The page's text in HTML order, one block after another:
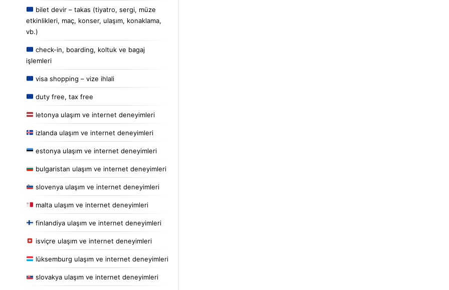
bilet devir – takas (tiyatro, sergi, müze
etkinlikleri, maç, konser, ulaşım, konaklama,
vb.)
check-in, boarding, koltuk ve bagaj
işlemleri
visa shopping – vize ihlali
duty free, tax free
letonya ulaşım ve internet deneyimleri
izlanda ulaşım ve internet deneyimleri
estonya ulaşım ve internet deneyimleri
bulgaristan ulaşım ve internet deneyimleri
slovenya ulaşım ve internet deneyimleri
malta ulaşım ve internet deneyimleri
finlandiya ulaşım ve internet deneyimleri
isviçre ulaşım ve internet deneyimleri
lüksemburg ulaşım ve internet deneyimleri
slovakya ulaşım ve internet deneyimleri